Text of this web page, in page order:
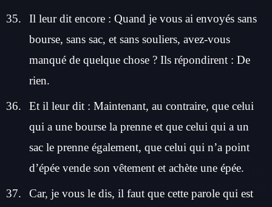
Il leur dit encore : Quand je vous ai envoyés sans
bourse, sans sac, et sans souliers, avez-vous
manqué de quelque chose ? Ils répondirent : De
rien.
Et il leur dit : Maintenant, au contraire, que celui
qui a une bourse la prenne et que celui qui a un
sac le prenne également, que celui qui n’a point
d’épée vende son vêtement et achète une épée.
Car, je vous le dis, il faut que cette parole qui est